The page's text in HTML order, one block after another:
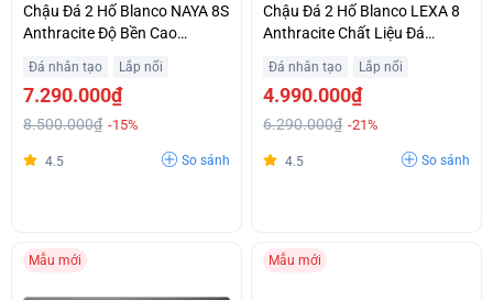
Chậu Đá 2 Hố Blanco NAYA 8S
Anthracite Độ Bền Cao
Đá nhân tạo Lắp nổi
7.290.000₫
8.500.000₫ -15%
4.5 So sánh
Chậu Đá 2 Hố Blanco LEXA 8
Anthracite Chất Liệu Đá
Đá nhân tạo Lắp nổi
4.990.000₫
6.290.000₫ -21%
4.5 So sánh
Mẫu mới Mẫu mới